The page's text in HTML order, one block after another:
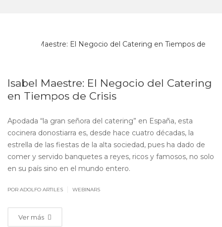
Isabel Maestre: El Negocio del Catering
en Tiempos de Crisis
Apodada “la gran señora del catering” en España, esta
cocinera donostiarra es, desde hace cuatro décadas, la
estrella de las fiestas de la alta sociedad, pues ha dado de
comer y servido banquetes a reyes, ricos y famosos, no solo
en su país sino en el mundo entero.
POR ADOLFO ARTILES WEBINARS
Ver más